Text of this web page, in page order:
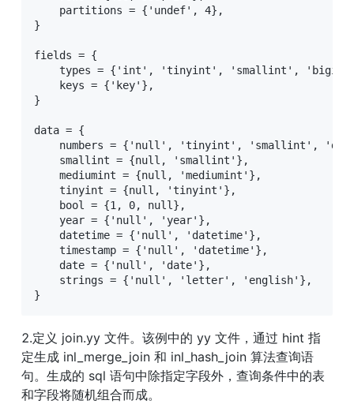
    partitions = {'undef', 4},
}
fields = {
types = {'int', 'tinyint', 'smallint',
    keys = {'key'},
}
data = {
numbers = {'null', 'tinyint', 'smallint',
    smallint = {null, 'smallint'},
    mediumint = {null, 'mediumint'},
    tinyint = {null, 'tinyint'},
    bool = {1, 0, null},
    year = {'null', 'year'},
    datetime = {'null', 'datetime'},
    timestamp = {'null', 'datetime'},
    date = {'null', 'date'},
    strings = {'null', 'letter', 'english'},
}
2.定义 join.yy 文件。该例中的 yy 文件，通过 hint 指
定生成 inl_merge_join 和 inl_hash_join 算法查询语
句。生成的 sql 语句中除指定字段外，查询条件中的表
和字段将随机组合而成。